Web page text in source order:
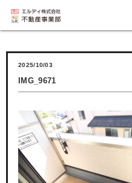
2025/10/03
IMG_9671